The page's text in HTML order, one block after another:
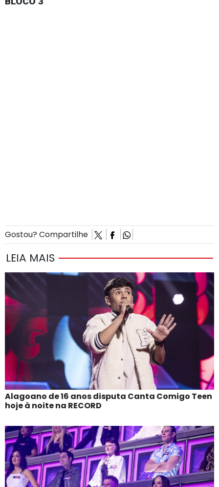
Gostou? Compartilhe
LEIA MAIS
Alagoano de 16 anos disputa Canta Comigo Teen
hoje à noite na RECORD